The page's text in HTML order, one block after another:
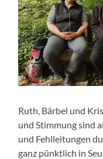
Ruth, Bärbel und
und Stimmung sind
und Fehlleitungen
ganz pünktlich in